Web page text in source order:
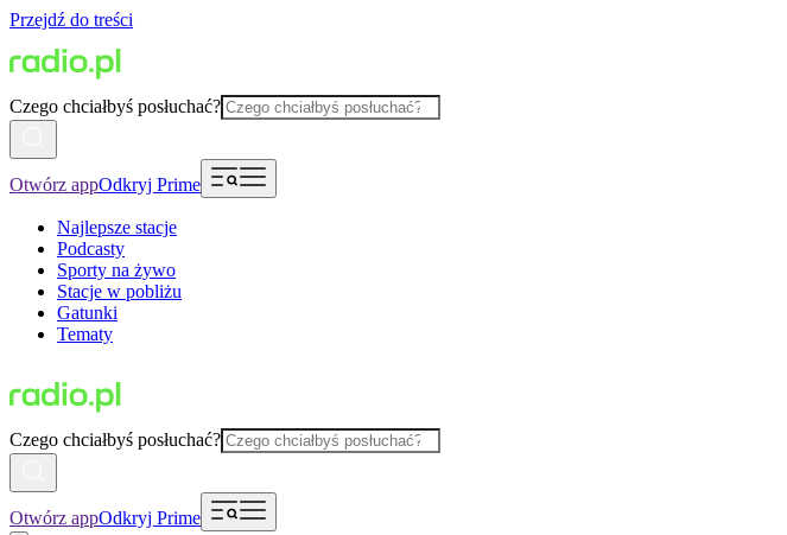
Przejdź do treści
Czego chciałbyś posłuchać?
Otwórz appOdkryj Prime
Najlepsze stacje
Podcasty
Sporty na żywo
Stacje w pobliżu
Gatunki
Tematy
Czego chciałbyś posłuchać?
Otwórz appOdkryj Prime